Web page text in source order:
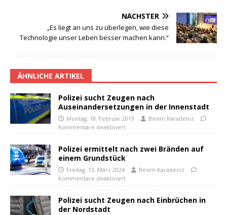
NÄCHSTER
„Es liegt an uns zu überlegen, wie diese
Technologie unser Leben besser machen kann.“
ÄHNLICHE ARTIKEL
Polizei sucht Zeugen nach
Auseinandersetzungen in der Innenstadt
Montag, 18. Februar 2019
Besim Karadeniz
Kommentare deaktiviert
Polizei ermittelt nach zwei Bränden auf
einem Grundstück
Freitag, 15. März 2024
Besim Karadeniz
Kommentare deaktiviert
Polizei sucht Zeugen nach Einbrüchen in
der Nordstadt